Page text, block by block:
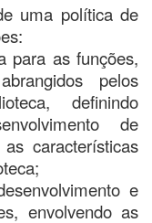
uma política de
para as funções,
pelos
definindo
de
características
e
envolvendo as